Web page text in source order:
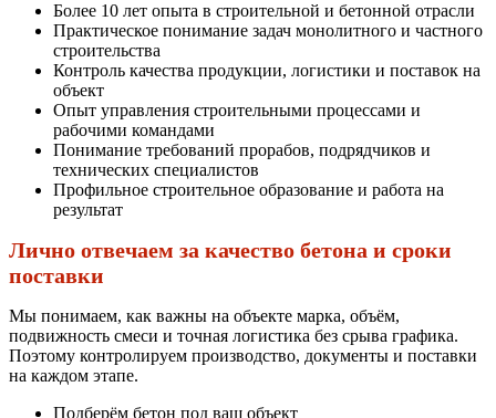
Более 10 лет опыта в строительной и бетонной отрасли
Практическое понимание задач монолитного и частного
строительства
Контроль качества продукции, логистики и поставок на
объект
Опыт управления строительными процессами и
рабочими командами
Понимание требований прорабов, подрядчиков и
технических специалистов
Профильное строительное образование и работа на
результат
Лично отвечаем за качество бетона и сроки
поставки
Мы понимаем, как важны на объекте марка, объём,
подвижность смеси и точная логистика без срыва графика.
Поэтому контролируем производство, документы и поставки
на каждом этапе.
Подберём бетон под ваш объект